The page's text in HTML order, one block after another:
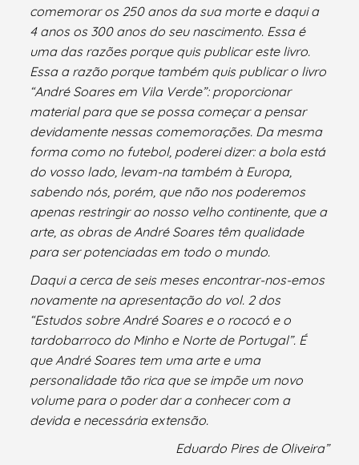
comemorar os 250 anos da sua morte e daqui a
4 anos os 300 anos do seu nascimento. Essa é
uma das razões porque quis publicar este livro.
Essa a razão porque também quis publicar o livro
“André Soares em Vila Verde”: proporcionar
material para que se possa começar a pensar
devidamente nessas comemorações. Da mesma
forma como no futebol, poderei dizer: a bola está
do vosso lado, levam-na também à Europa,
sabendo nós, porém, que não nos poderemos
apenas restringir ao nosso velho continente, que a
arte, as obras de André Soares têm qualidade
para ser potenciadas em todo o mundo.
Daqui a cerca de seis meses encontrar-nos-emos
novamente na apresentação do vol. 2 dos
“Estudos sobre André Soares e o rococó e o
tardobarroco do Minho e Norte de Portugal”. É
que André Soares tem uma arte e uma
personalidade tão rica que se impõe um novo
volume para o poder dar a conhecer com a
devida e necessária extensão.
Eduardo Pires de Oliveira”